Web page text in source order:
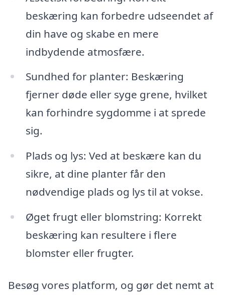
beskæring kan forbedre udseendet af
din have og skabe en mere
indbydende atmosfære.
Sundhed for planter: Beskæring
fjerner døde eller syge grene, hvilket
kan forhindre sygdomme i at sprede
sig.
Plads og lys: Ved at beskære kan du
sikre, at dine planter får den
nødvendige plads og lys til at vokse.
Øget frugt eller blomstring: Korrekt
beskæring kan resultere i flere
blomster eller frugter.
Besøg vores platform, og gør det nemt at